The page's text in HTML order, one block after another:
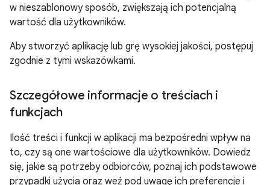
w nieszablonowy sposób, zwiększają ich potencjalną
wartość dla użytkowników.
Aby stworzyć aplikację lub grę wysokiej jakości, postępuj
zgodnie z tymi wskazówkami.
Szczegółowe informacje o treściach i
funkcjach
Ilość treści i funkcji w aplikacji ma bezpośredni wpływ na
to, czy są one wartościowe dla użytkowników. Dowiedz
się, jakie są potrzeby odbiorców, poznaj ich podstawowe
przypadki użycia oraz weź pod uwagę ich preferencje i